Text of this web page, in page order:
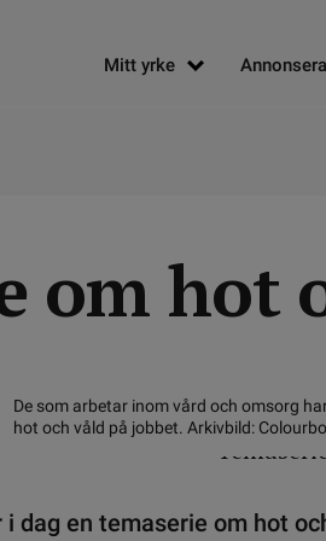
Mitt yrke Annonsera
om hot
De som arbetar inom vård och omsorg
hot och våld på jobbet. Arkivbild:
dag en temaserie om hot